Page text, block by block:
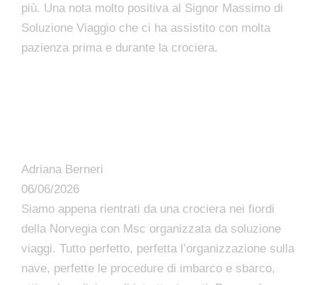
più. Una nota molto positiva al Signor Massimo di
Soluzione Viaggio che ci ha assistito con molta
pazienza prima e durante la crociera.
Adriana Berneri
06/06/2026
Siamo appena rientrati da una crociera nei fiordi
della Norvegia con Msc organizzata da soluzione
viaggi. Tutto perfetto, perfetta l’organizzazione sulla
nave, perfette le procedure di imbarco e sbarco,